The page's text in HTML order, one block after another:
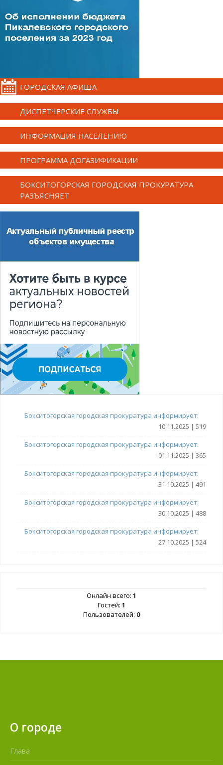
ГОРОДСКАЯ АФИША
ДИСПЕТЧЕРСКИЕ СЛУЖБЫ
ИНФОРМАЦИЯ НАСЕЛЕНИЮ
ПРОГРАММА ДОГАЗИФИКАЦИИ
БОКСИТОГОРСКАЯ ГОРОДСКАЯ ПРОКУРАТУРА
РАЗЪЯСНЯЕТ
Бокситогорская городская прокуратура информирует:
10.11.2025 | 519
Бокситогорская городская прокуратура информирует:
01.11.2025 | 365
Бокситогорская городская прокуратура информирует:
31.10.2025 | 491
Бокситогорская городская прокуратура информирует:
30.10.2025 | 488
Бокситогорская городская прокуратура информирует:
27.10.2025 | 524
Онлайн всего: 1
Гостей: 1
Пользователей: 0
О городе
Глава